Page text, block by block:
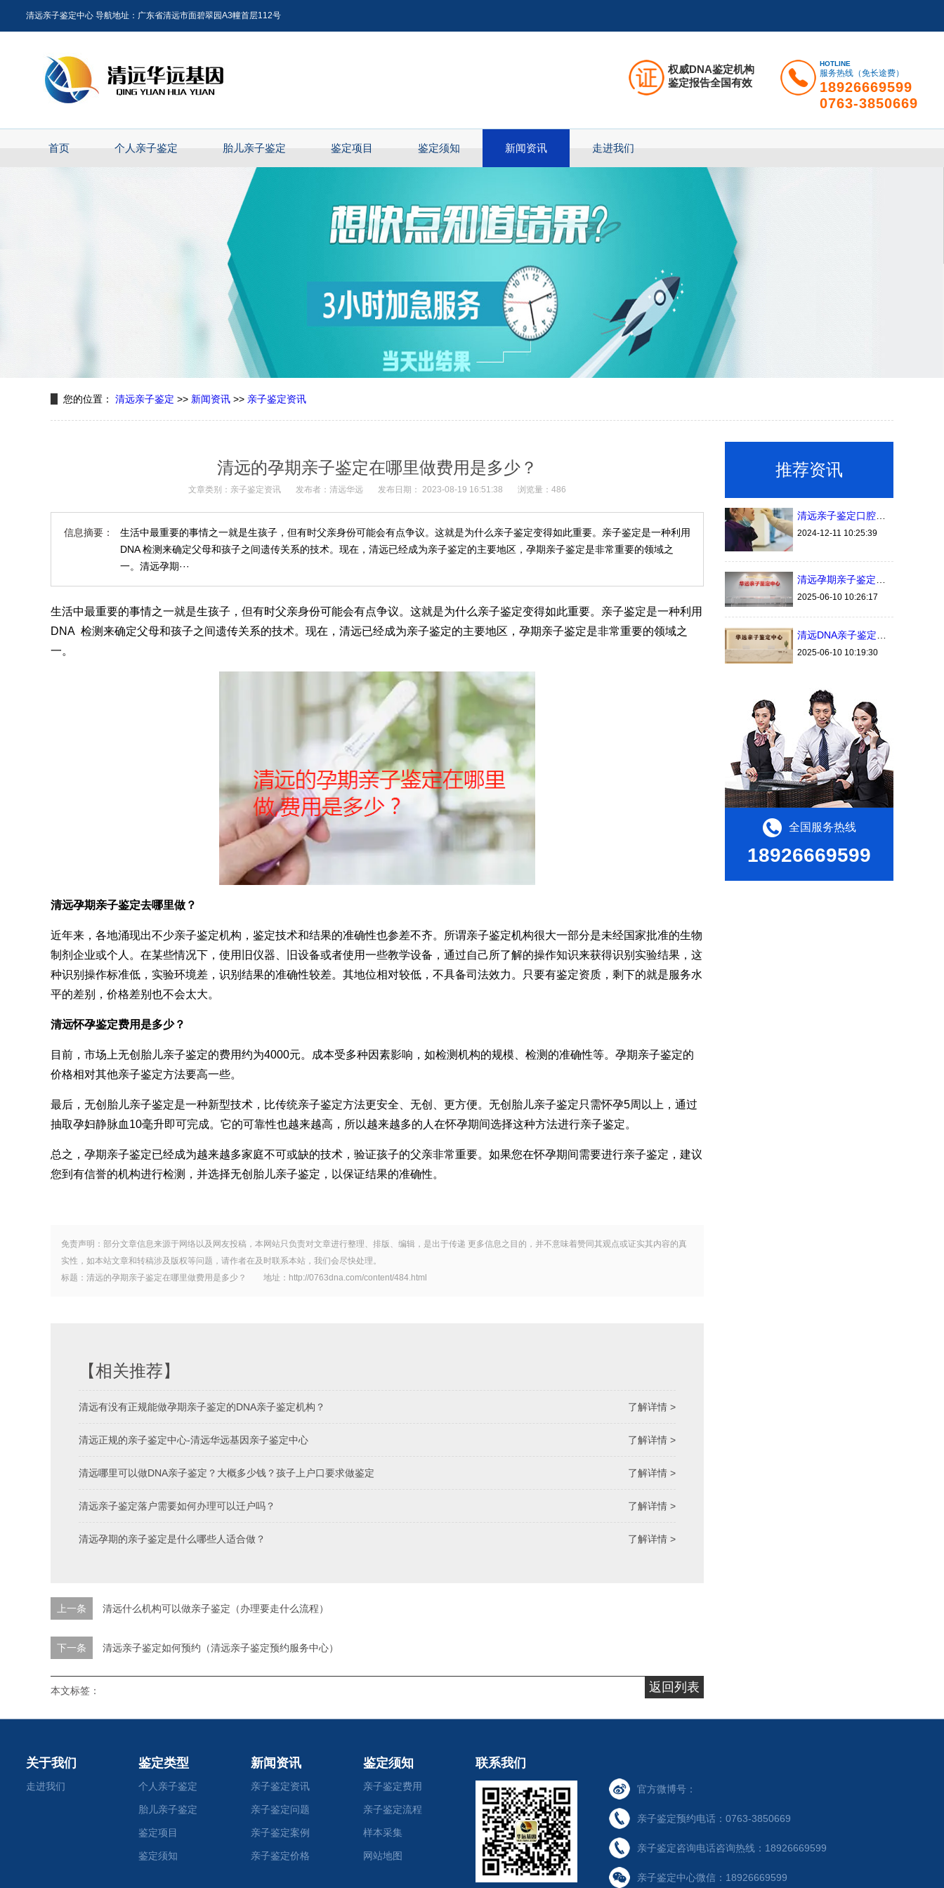
清远亲子鉴定中心 导航地址：广东省清远市面碧翠园A3幢首层112号
权威DNA鉴定机构
鉴定报告全国有效
HOTLINE
服务热线（免长途费）
18926669599
0763-3850669
首页 个人亲子鉴定 胎儿亲子鉴定 鉴定项目 鉴定须知 新闻资讯 走进我们
您的位置： 清远亲子鉴定 >> 新闻资讯 >> 亲子鉴定资讯
清远的孕期亲子鉴定在哪里做费用是多少？
文章类别：亲子鉴定资讯 发布者：清远华远 发布日期： 2023-08-19 16:51:38 浏览量：486
信息摘要：
生活中最重要的事情之一就是生孩子，但有时父亲身份可能会有点争议。这就是为什么亲子鉴定变得如此重要。亲子鉴定是一种利用
DNA 检测来确定父母和孩子之间遗传关系的技术。现在，清远已经成为亲子鉴定的主要地区，孕期亲子鉴定是非常重要的领域之
一。清远孕期···
生活中最重要的事情之一就是生孩子，但有时父亲身份可能会有点争议。这就是为什么亲子鉴定变得如此重要。亲子鉴定是一种利用
DNA 检测来确定父母和孩子之间遗传关系的技术。现在，清远已经成为亲子鉴定的主要地区，孕期亲子鉴定是非常重要的领域之
一。
清远孕期亲子鉴定去哪里做？
近年来，各地涌现出不少亲子鉴定机构，鉴定技术和结果的准确性也参差不齐。所谓亲子鉴定机构很大一部分是未经国家批准的生物
制剂企业或个人。在某些情况下，使用旧仪器、旧设备或者使用一些教学设备，通过自己所了解的操作知识来获得识别实验结果，这
种识别操作标准低，实验环境差，识别结果的准确性较差。其地位相对较低，不具备司法效力。只要有鉴定资质，剩下的就是服务水
平的差别，价格差别也不会太大。
清远怀孕鉴定费用是多少？
目前，市场上无创胎儿亲子鉴定的费用约为4000元。成本受多种因素影响，如检测机构的规模、检测的准确性等。孕期亲子鉴定的
价格相对其他亲子鉴定方法要高一些。
最后，无创胎儿亲子鉴定是一种新型技术，比传统亲子鉴定方法更安全、无创、更方便。无创胎儿亲子鉴定只需怀孕5周以上，通过
抽取孕妇静脉血10毫升即可完成。它的可靠性也越来越高，所以越来越多的人在怀孕期间选择这种方法进行亲子鉴定。
总之，孕期亲子鉴定已经成为越来越多家庭不可或缺的技术，验证孩子的父亲非常重要。如果您在怀孕期间需要进行亲子鉴定，建议
您到有信誉的机构进行检测，并选择无创胎儿亲子鉴定，以保证结果的准确性。
免责声明：部分文章信息来源于网络以及网友投稿，本网站只负责对文章进行整理、排版、编辑，是出于传递 更多信息之目的，并不意味着赞同其观点或证实其内容的真
实性，如本站文章和转稿涉及版权等问题，请作者在及时联系本站，我们会尽快处理。
标题：清远的孕期亲子鉴定在哪里做费用是多少？ 地址：http://0763dna.com/content/484.html
【相关推荐】
了解详情 >
清远有没有正规能做孕期亲子鉴定的DNA亲子鉴定机构？
了解详情 >
清远正规的亲子鉴定中心-清远华远基因亲子鉴定中心
了解详情 >
清远哪里可以做DNA亲子鉴定？大概多少钱？孩子上户口要求做鉴定
了解详情 >
清远亲子鉴定落户需要如何办理可以迁户吗？
了解详情 >
清远孕期的亲子鉴定是什么哪些人适合做？
上一条 清远什么机构可以做亲子鉴定（办理要走什么流程）
下一条 清远亲子鉴定如何预约（清远亲子鉴定预约服务中心）
返回列表
本文标签：
推荐资讯
清远亲子鉴定口腔拭子的采集方法与样本保存时间
2024-12-11 10:25:39
清远孕期亲子鉴定今年最新办理手续费用（建议收藏）
2025-06-10 10:26:17
2025-06-10 10:19:30
全国服务热线
18926669599
关于我们
走进我们
鉴定类型
个人亲子鉴定
胎儿亲子鉴定
鉴定项目
鉴定须知
新闻资讯
亲子鉴定资讯
亲子鉴定问题
亲子鉴定案例
亲子鉴定价格
鉴定须知
亲子鉴定费用
亲子鉴定流程
样本采集
网站地图
联系我们
官方微博号：
亲子鉴定预约电话：0763-3850669
亲子鉴定咨询电话咨询热线：18926669599
亲子鉴定中心微信：18926669599